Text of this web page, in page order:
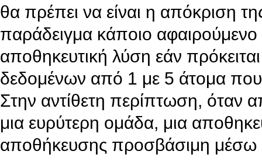
θα πρέπει να είναι η απόκριση
παράδειγμα κάποιο
αποθηκευτική λύση εάν
δεδομένων από 1 με 5 άτομα που
Στην αντίθετη περίπτωση, όταν
μια ευρύτερη ομάδα, μια
αποθήκευσης προσβάσιμη μέσω